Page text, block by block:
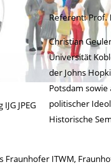
JPEG
Referent: Prof.
Christian
Universität
der Johns
Potsdam
politischer
Historische
Fraunhofer ITWM,